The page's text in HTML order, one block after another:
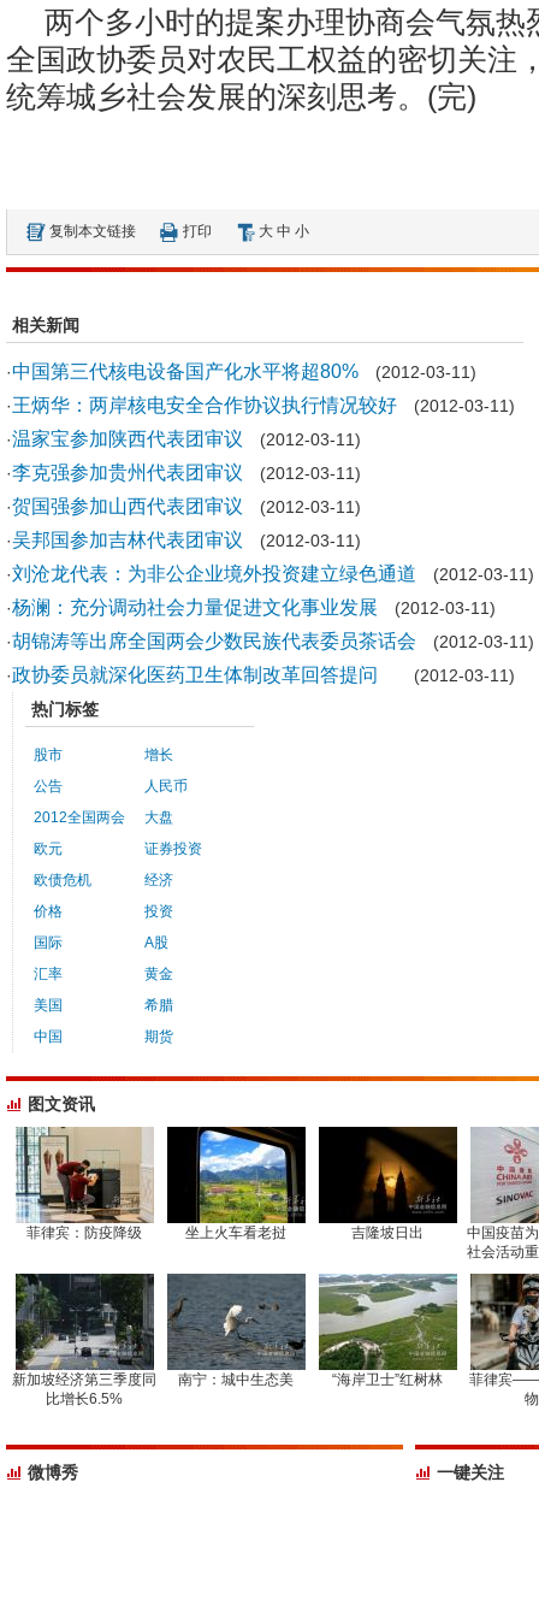
两个多小时的提案办理协商会气氛热
全国政协委员对农民工权益的密切关注
统筹城乡社会发展的深刻思考。(完)
复制本文链接 打印 大 中 小
相关新闻
·中国第三代核电设备国产化水平将超80% (2012-03-11)
· 王炳华：两岸核电安全合作协议执行情况较好 (2012-03-11)
·温家宝参加陕西代表团审议 (2012-03-11)
·李克强参加贵州代表团审议 (2012-03-11)
·贺国强参加山西代表团审议 (2012-03-11)
·吴邦国参加吉林代表团审议 (2012-03-11)
·刘沧龙代表：为非公企业境外投资建立绿色通道 (2012-03-11)
·杨澜：充分调动社会力量促进文化事业发展 (2012-03-11)
·胡锦涛等出席全国两会少数民族代表委员茶话会 (2012-03-11)
·政协委员就深化医药卫生体制改革回答提问 (2012-03-11)
热门标签
股市
公告
2012全国两会
欧元
欧债危机
价格
国际
汇率
美国
中国
增长
人民币
大盘
证券投资
经济
投资
A股
黄金
希腊
期货
图文资讯
菲律宾：防疫降级 坐上火车看老挝 吉隆坡日出
中国疫苗
社会活动
新加坡经济第三季度同
比增长6.5%
南宁：城中生态美 “海岸卫士”红树林
菲律宾
微博秀 一键关注